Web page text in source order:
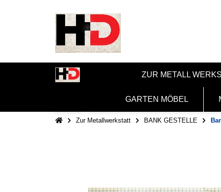
ZUR METALL
GARTEN MÖBEL
Zur Metallwerkstatt BANK GESTELLE